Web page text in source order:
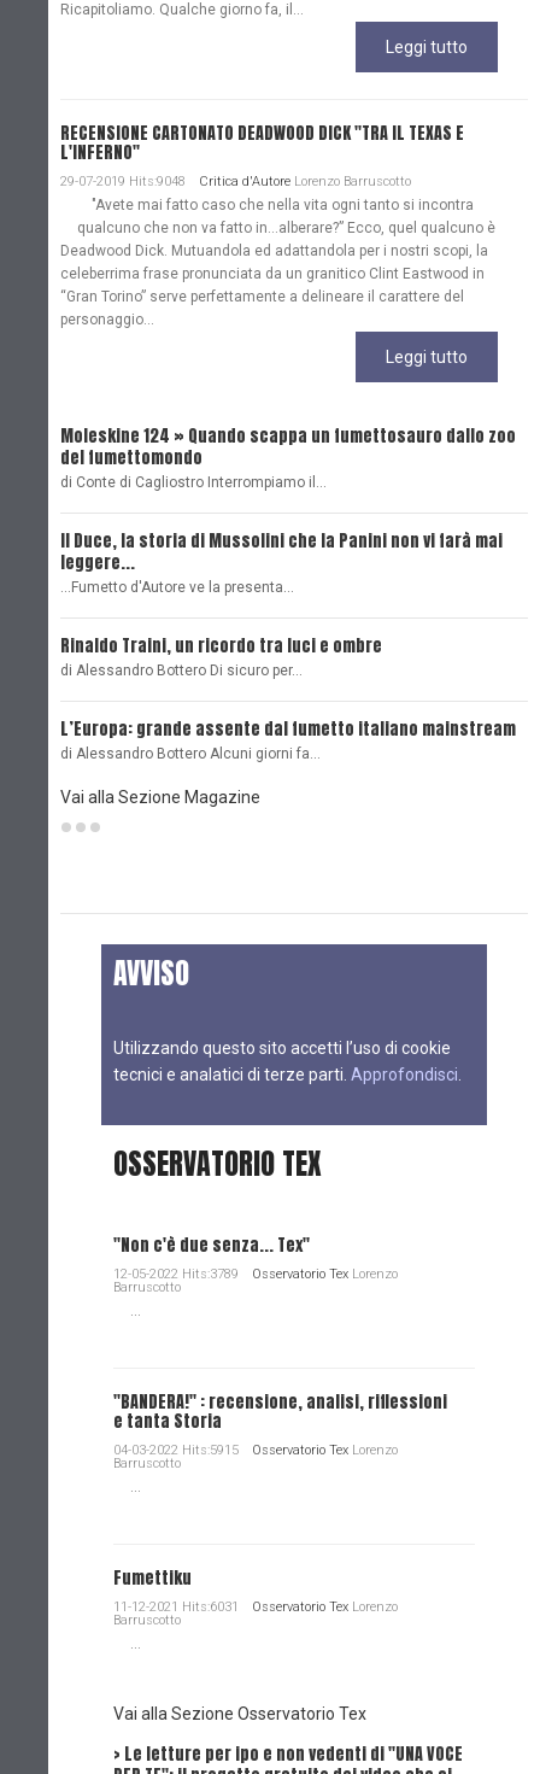
Ricapitoliamo. Qualche giorno fa, il...
Leggi tutto
RECENSIONE CARTONATO DEADWOOD DICK "TRA IL TEXAS E
L'INFERNO"
29-07-2019 Hits:9048 Critica d'Autore Lorenzo Barruscotto
"Avete mai fatto caso che nella vita ogni tanto si incontra
qualcuno che non va fatto in…alberare?” Ecco, quel qualcuno è
Deadwood Dick. Mutuandola ed adattandola per i nostri scopi, la
celeberrima frase pronunciata da un granitico Clint Eastwood in
“Gran Torino” serve perfettamente a delineare il carattere del
personaggio...
Leggi tutto
Moleskine 124 » Quando scappa un fumettosauro dallo zoo
del fumettomondo
di Conte di Cagliostro Interrompiamo il…
Il Duce, la storia di Mussolini che la Panini non vi farà mai
leggere...
...Fumetto d'Autore ve la presenta…
Rinaldo Traini, un ricordo tra luci e ombre
di Alessandro Bottero Di sicuro per…
L’Europa: grande assente dal fumetto italiano mainstream
di Alessandro Bottero Alcuni giorni fa…
Vai alla Sezione Magazine
AVVISO
Utilizzando questo sito accetti l’uso di cookie
tecnici e analatici di terze parti. Approfondisci
OSSERVATORIO TEX
"Non c'è due senza... Tex"
12-05-2022 Hits:3789 Osservatorio Tex Lorenzo
Barruscotto
...
"BANDERA!" : recensione, analisi, riflessioni
e tanta Storia
04-03-2022 Hits:5915 Osservatorio Tex Lorenzo
Barruscotto
...
Fumettiku
11-12-2021 Hits:6031 Osservatorio Tex Lorenzo
Barruscotto
...
Vai alla Sezione Osservatorio Tex
> Le letture per ipo e non vedenti di "UNA VOCE